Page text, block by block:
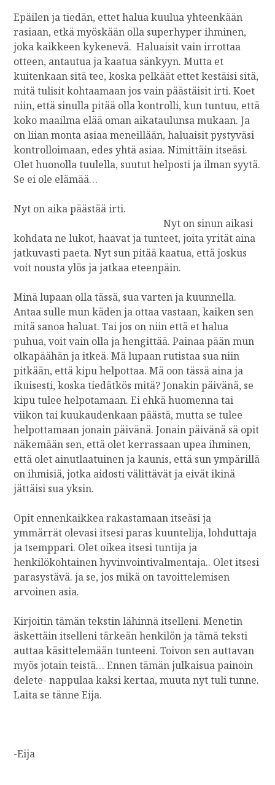
Epäilen ja tiedän, ettet halua kuulua yhteenkään
rasiaan, etkä myöskään olla superhyper ihminen,
joka kaikkeen kykenevä. Haluaisit vain irrottaa
otteen, antautua ja kaatua sänkyyn. Mutta et
kuitenkaan sitä tee, koska pelkäät ettet kestäisi sitä,
mitä tulisit kohtaamaan jos vain päästäisit irti. Koet
niin, että sinulla pitää olla kontrolli, kun tuntuu, että
koko maailma elää oman aikataulunsa mukaan. Ja
on liian monta asiaa meneillään, haluaisit pystyväsi
kontrolloimaan, edes yhtä asiaa. Nimittäin itseäsi.
Olet huonolla tuulella, suutut helposti ja ilman syytä.
Se ei ole elämää…
Nyt on aika päästää irti.
Nyt on sinun aikasi
kohdata ne lukot, haavat ja tunteet, joita yrität aina
jatkuvasti paeta. Nyt sun pitää kaatua, että joskus
voit nousta ylös ja jatkaa eteenpäin.
Minä lupaan olla tässä, sua varten ja kuunnella.
Antaa sulle mun käden ja ottaa vastaan, kaiken sen
mitä sanoa haluat. Tai jos on niin että et halua
puhua, voit vain olla ja hengittää. Painaa pään mun
olkapäähän ja itkeä. Mä lupaan rutistaa sua niin
pitkään, että kipu helpottaa. Mä oon tässä aina ja
ikuisesti, koska tiedätkös mitä? Jonakin päivänä, se
kipu tulee helpotamaan. Ei ehkä huomenna tai
viikon tai kuukaudenkaan päästä, mutta se tulee
helpottamaan jonain päivänä. Jonain päivänä sä opit
näkemään sen, että olet kerrassaan upea ihminen,
että olet ainutlaatuinen ja kaunis, että sun ympärillä
on ihmisiä, jotka aidosti välittävät ja eivät ikinä
jättäisi sua yksin.
Opit ennenkaikkea rakastamaan itseäsi ja
ymmärrät olevasi itsesi paras kuuntelija, lohduttaja
ja tsemppari. Olet oikea itsesi tuntija ja
henkilökohtainen hyvinvointivalmentaja.. Olet itsesi
parasystävä. ja se, jos mikä on tavoittelemisen
arvoinen asia.
Kirjoitin tämän tekstin lähinnä itselleni. Menetin
äskettäin itselleni tärkeän henkilön ja tämä teksti
auttaa käsittelemään tunteeni. Toivon sen auttavan
myös jotain teistä… Ennen tämän julkaisua painoin
delete- nappulaa kaksi kertaa, muuta nyt tuli tunne.
Laita se tänne Eija.
-Eija